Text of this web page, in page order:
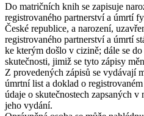
Do matričních knih se zapisuje
registrovaného partnerství a úmrtí
České republice, a narození,
registrovaného partnerství a úmrtí
ke kterým došlo v cizině; dále se
skutečnosti, jimiž se tyto zápisy
Z provedených zápisů se vydávají
úmrtní list a doklad o
údaje o skutečnostech zapsaných
jeho vydání.